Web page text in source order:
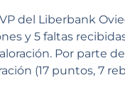
del Liberbank
y 5 faltas
Por parte
(17 puntos, 7